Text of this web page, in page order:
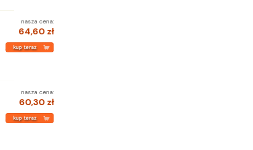
nasza cena:
64,60 zł
nasza cena:
60,30 zł